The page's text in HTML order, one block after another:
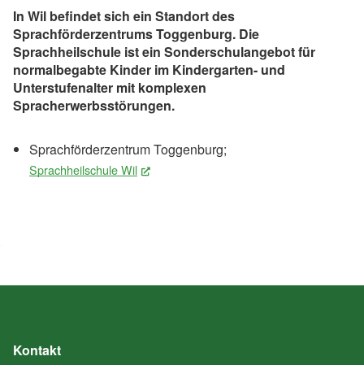
In Wil befindet sich ein Standort des
Sprachförderzentrums Toggenburg. Die
Sprachheilschule ist ein Sonderschulangebot für
normalbegabte Kinder im Kindergarten- und
Unterstufenalter mit komplexen
Spracherwerbsstörungen.
Sprachförderzentrum Toggenburg;
Sprachheilschule Wil (External Link)
Kontakt